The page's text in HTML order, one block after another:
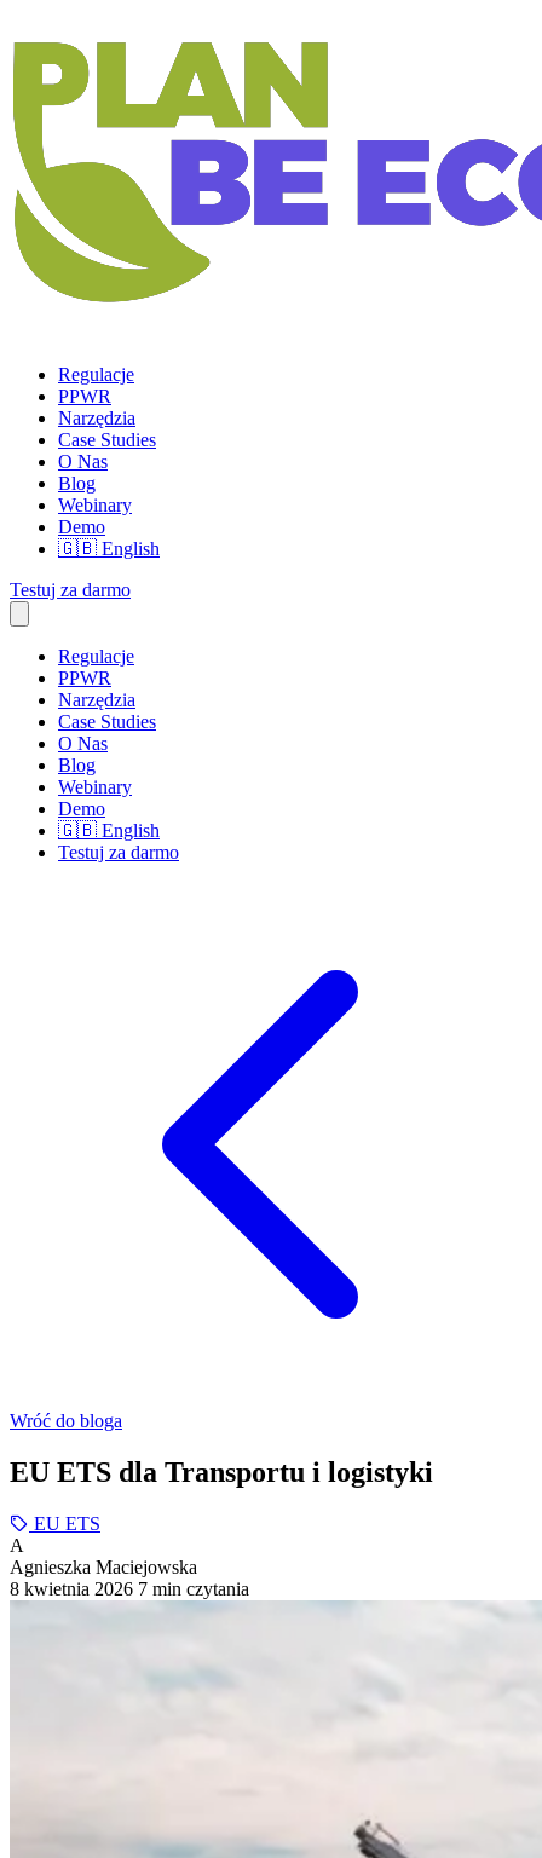
Regulacje
PPWR
Narzędzia
Case Studies
O Nas
Blog
Webinary
Demo
🇬🇧 English
Testuj za darmo
Regulacje
PPWR
Narzędzia
Case Studies
O Nas
Blog
Webinary
Demo
🇬🇧 English
Testuj za darmo
Wróć do bloga
EU ETS dla Transportu i logistyki
EU ETS
A
Agnieszka Maciejowska
8 kwietnia 2026 7 min czytania